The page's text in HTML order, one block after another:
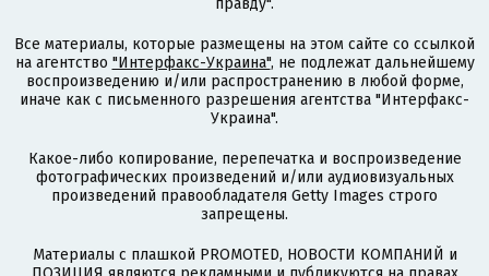
правду".
Все материалы, которые размещены на этом сайте со ссылкой
на агентство "Интерфакс-Украина", не подлежат дальнейшему
воспроизведению и/или распространению в любой форме,
иначе как с письменного разрешения агентства "Интерфакс-
Украина".
Какое-либо копирование, перепечатка и воспроизведение
фотографических произведений и/или аудиовизуальных
произведений правообладателя Getty Images строго
запрещены.
Материалы с плашкой PROMOTED, НОВОСТИ КОМПАНИЙ и